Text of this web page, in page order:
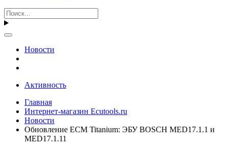
Новости
Активность
Главная
Интернет-магазин Ecutools.ru
Новости
Обновление ECM Titanium: ЭБУ BOSCH MED17.1.1 и
MED17.1.11